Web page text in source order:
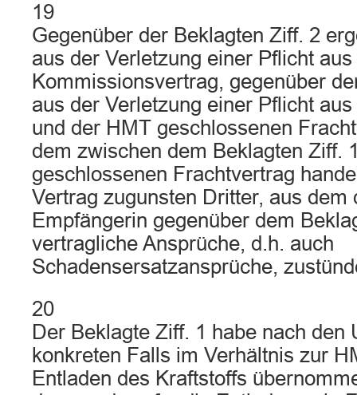
19
Gegenüber der Beklagten Ziff. 2
aus der Verletzung einer Pflicht
Kommissionsvertrag, gegenüber
aus der Verletzung einer Pflicht
und der HMT geschlossenen
dem zwischen dem Beklagten Ziff.
geschlossenen Frachtvertrag
Vertrag zugunsten Dritter, aus dem
Empfängerin gegenüber dem
vertragliche Ansprüche, d.h. auch
Schadensersatzansprüche,
20
Der Beklagte Ziff. 1 habe nach den
konkreten Falls im Verhältnis zur
Entladen des Kraftstoffs